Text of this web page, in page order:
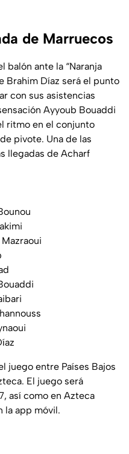
de Marruecos
balón ante la “Naranja
Brahim Díaz será el punto
con sus asistencias
Ayyoub Bouaddi
ritmo en el conjunto
pivote. Una de las
llegadas de Acharf
juego entre Países Bajos
El juego será
así como en Azteca
la app móvil.